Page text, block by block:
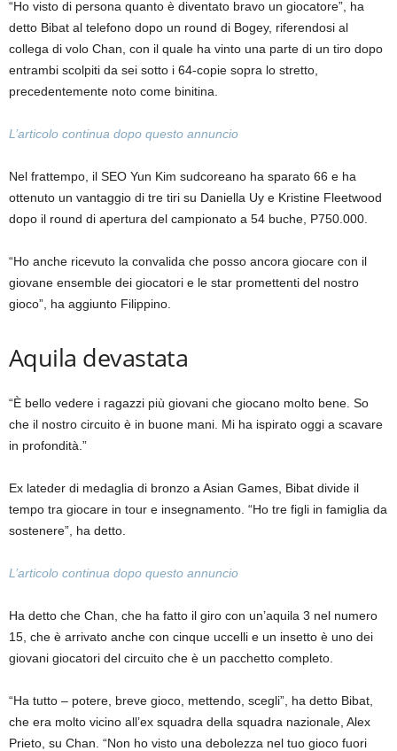
“Ho visto di persona quanto è diventato bravo un giocatore”, ha
detto Bibat al telefono dopo un round di Bogey, riferendosi al
collega di volo Chan, con il quale ha vinto una parte di un tiro dopo
entrambi scolpiti da sei sotto i 64-copie sopra lo stretto,
precedentemente noto come binitina.
L’articolo continua dopo questo annuncio
Nel frattempo, il SEO Yun Kim sudcoreano ha sparato 66 e ha
ottenuto un vantaggio di tre tiri su Daniella Uy e Kristine Fleetwood
dopo il round di apertura del campionato a 54 buche, P750.000.
“Ho anche ricevuto la convalida che posso ancora giocare con il
giovane ensemble dei giocatori e le star promettenti del nostro
gioco”, ha aggiunto Filippino.
Aquila devastata
“È bello vedere i ragazzi più giovani che giocano molto bene. So
che il nostro circuito è in buone mani. Mi ha ispirato oggi a scavare
in profondità.”
Ex lateder di medaglia di bronzo a Asian Games, Bibat divide il
tempo tra giocare in tour e insegnamento. “Ho tre figli in famiglia da
sostenere”, ha detto.
L’articolo continua dopo questo annuncio
Ha detto che Chan, che ha fatto il giro con un’aquila 3 nel numero
15, che è arrivato anche con cinque uccelli e un insetto è uno dei
giovani giocatori del circuito che è un pacchetto completo.
“Ha tutto – potere, breve gioco, mettendo, scegli”, ha detto Bibat,
che era molto vicino all’ex squadra della squadra nazionale, Alex
Prieto, su Chan. “Non ho visto una debolezza nel tuo gioco fuori